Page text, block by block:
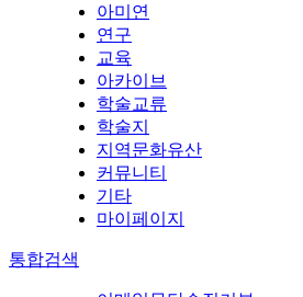
아미연
연구
교육
아카이브
학술교류
학술지
지역문화유산
커뮤니티
기타
마이페이지
통합검색